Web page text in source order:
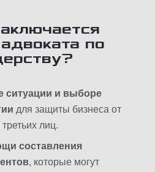
по
ситуации и выборе
для защиты бизнеса от
лиц.
составления
, которые могут